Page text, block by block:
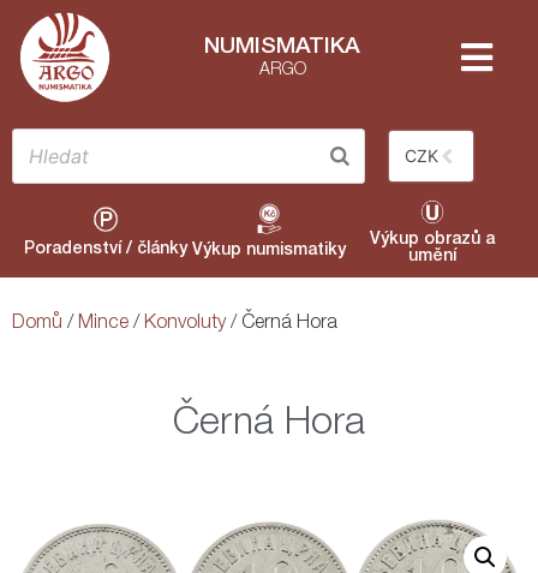
NUMISMATIKA
ARGO
CZK
Poradenství / články Výkup numismatiky
Výkup obrazů a
umění
Domů / Mince / Konvoluty/ Černá Hora
Černá Hora